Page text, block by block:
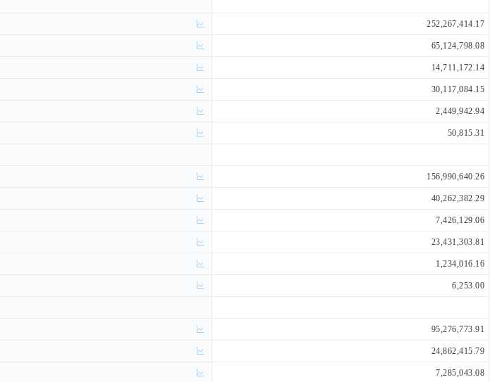
252,267,414.17
65,124,798.08
14,711,172.14
30,117,084.15
2,449,942.94
50,815.31
156,990,640.26
40,262,382.29
7,426,129.06
23,431,303.81
1,234,016.16
6,253.00
95,276,773.91
24,862,415.79
7,285,043.08